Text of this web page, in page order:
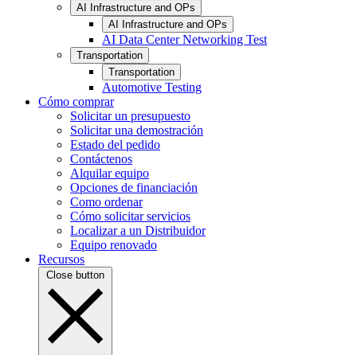
AI Infrastructure and OPs
AI Infrastructure and OPs
AI Data Center Networking Test
Transportation
Transportation
Automotive Testing
Cómo comprar
Solicitar un presupuesto
Solicitar una demostración
Estado del pedido
Contáctenos
Alquilar equipo
Opciones de financiación
Como ordenar
Cómo solicitar servicios
Localizar a un Distribuidor
Equipo renovado
Recursos
Close button